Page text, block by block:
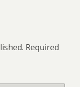
Required